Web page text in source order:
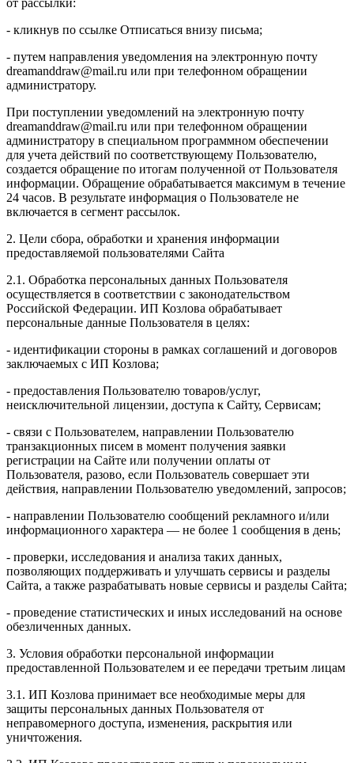
- кликнув по ссылке Отписаться внизу письма;
- путем направления уведомления на электронную почту
dreamanddraw@mail.ru или при телефонном обращении
администратору.
При поступлении уведомлений на электронную почту
dreamanddraw@mail.ru или при телефонном обращении
администратору в специальном программном обеспечении
для учета действий по соответствующему Пользователю,
создается обращение по итогам полученной от Пользователя
информации. Обращение обрабатывается максимум в течение
24 часов. В результате информация о Пользователе не
включается в сегмент рассылок.
2. Цели сбора, обработки и хранения информации
предоставляемой пользователями Сайта
2.1. Обработка персональных данных Пользователя
осуществляется в соответствии с законодательством
Российской Федерации. ИП Козловa обрабатывает
персональные данные Пользователя в целях:
- идентификации стороны в рамках соглашений и договоров
заключаемых с ИП Козлова;
- предоставления Пользователю товаров/услуг,
неисключительной лицензии, доступа к Сайту, Сервисам;
- связи с Пользователем, направлении Пользователю
транзакционных писем в момент получения заявки
регистрации на Сайте или получении оплаты от
Пользователя, разово, если Пользователь совершает эти
действия, направлении Пользователю уведомлений, запросов;
- направлении Пользователю сообщений рекламного и/или
информационного характера — не более 1 сообщения в день;
- проверки, исследования и анализа таких данных,
позволяющих поддерживать и улучшать сервисы и разделы
Сайта, а также разрабатывать новые сервисы и разделы Сайта;
- проведение статистических и иных исследований на основе
обезличенных данных.
3. Условия обработки персональной информации
предоставленной Пользователем и ее передачи третьим лицам
3.1. ИП Козлова принимает все необходимые меры для
защиты персональных данных Пользователя от
неправомерного доступа, изменения, раскрытия или
уничтожения.